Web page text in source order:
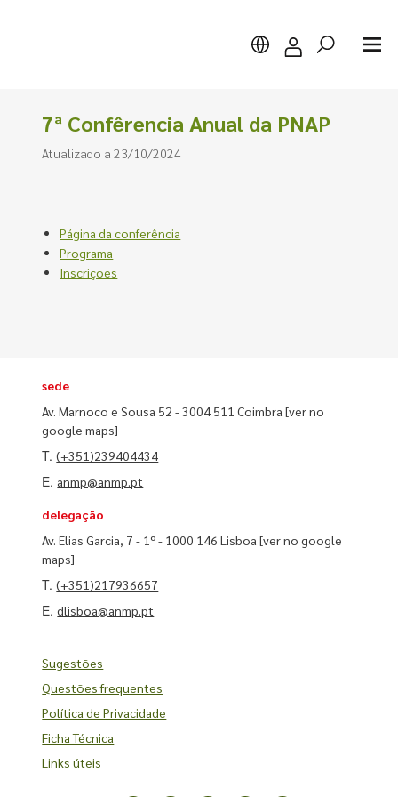
7ª Confêrencia Anual da PNAP
Atualizado a 23/10/2024
Página da conferência
Programa
Inscrições
sede
Av. Marnoco e Sousa 52 - 3004 511 Coimbra[ver no
google maps]
T.(+351)239404434
E. anmp@anmp.pt
delegação
Av. Elias Garcia, 7 - 1º - 1000 146 Lisboa[ver no google
maps]
T.(+351)217936657
E.dlisboa@anmp.pt
Sugestões
Questões frequentes
Política de Privacidade
Ficha Técnica
Links úteis